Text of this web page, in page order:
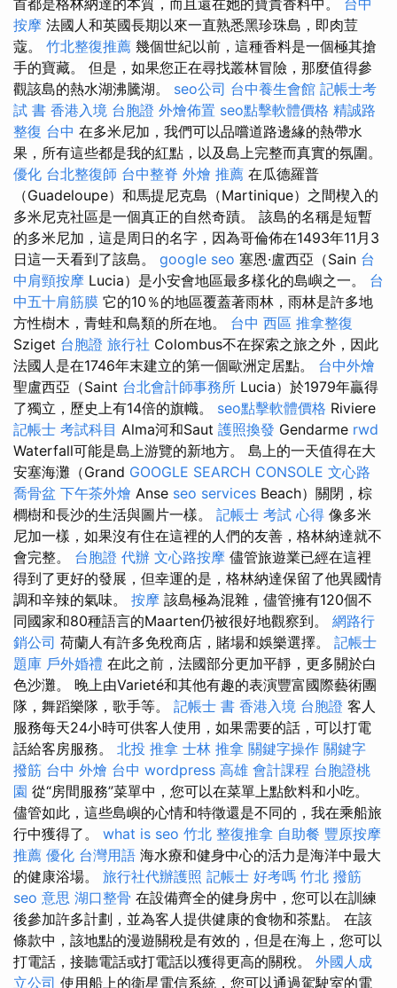
首都是格林納達的本質，而且還在她的寶貴香料中。 台中
按摩 法國人和英國長期以來一直熟悉黑珍珠島，即肉荳
蔻。 竹北整復推薦 幾個世紀以前，這種香料是一個極其搶
手的寶藏。 但是，如果您正在尋找叢林冒險，那麼值得參
觀該島的熱水湖沸騰湖。 seo公司 台中養生會館 記帳士考
試 書 香港入境 台胞證 外燴佈置 seo點擊軟體價格 精誠路
整復 台中 在多米尼加，我們可以品嚐道路邊緣的熱帶水
果，所有這些都是我的紅點，以及島上完整而真實的氛圍。
優化 台北整復師 台中整脊 外燴 推薦 在瓜德羅普
（Guadeloupe）和馬提尼克島（Martinique）之間楔入的
多米尼克社區是一個真正的自然奇蹟。 該島的名稱是短暫
的多米尼加，這是周日的名字，因為哥倫佈在1493年11月3
日這一天看到了該島。 google seo 塞恩·盧西亞（Sain 台
中肩頸按摩 Lucia）是小安會地區最多樣化的島嶼之一。 台
中五十肩筋膜 它的10％的地區覆蓋著雨林，雨林是許多地
方性樹木，青蛙和鳥類的所在地。 台中 西區 推拿整復
Sziget 台胞證 旅行社 Colombus不在探索之旅之外，因此
法國人是在1746年末建立的第一個歐洲定居點。 台中外燴
聖盧西亞（Saint 台北會計師事務所 Lucia）於1979年贏得
了獨立，歷史上有14倍的旗幟。 seo點擊軟體價格 Riviere
記帳士 考試科目 Alma河和Saut 護照換發 Gendarme rwd
Waterfall可能是島上游覽的新地方。 島上的一天值得在大
安塞海灘（Grand GOOGLE SEARCH CONSOLE 文心路
喬骨盆 下午茶外燴 Anse seo services Beach）關閉，棕
櫚樹和長沙的生活與圖片一樣。 記帳士 考試 心得 像多米
尼加一樣，如果沒有住在這裡的人們的友善，格林納達就不
會完整。 台胞證 代辦 文心路按摩 儘管旅遊業已經在這裡
得到了更好的發展，但幸運的是，格林納達保留了他異國情
調和辛辣的氣味。 按摩 該島極為混雜，儘管擁有120個不
同國家和80種語言的Maarten仍被很好地觀察到。 網路行
銷公司 荷蘭人有許多免稅商店，賭場和娛樂選擇。 記帳士
題庫 戶外婚禮 在此之前，法國部分更加平靜，更多關於白
色沙灘。 晚上由Varieté和其他有趣的表演豐富國際藝術團
隊，舞蹈樂隊，歌手等。 記帳士 書 香港入境 台胞證 客人
服務每天24小時可供客人使用，如果需要的話，可以打電
話給客房服務。 北投 推拿 士林 推拿 關鍵字操作 關鍵字
撥筋 台中 外燴 台中 wordpress 高雄 會計課程 台胞證桃
園 從“房間服務”菜單中，您可以在菜單上點飲料和小吃。
儘管如此，這些島嶼的心情和特徵還是不同的，我在乘船旅
行中獲得了。 what is seo 竹北 整復推拿 自助餐 豐原按摩
推薦 優化 台灣用語 海水療和健身中心的活力是海洋中最大
的健康浴場。 旅行社代辦護照 記帳士 好考嗎 竹北 撥筋
seo 意思 湖口整骨 在設備齊全的健身房中，您可以在訓練
後參加許多計劃，並為客人提供健康的食物和茶點。 在該
條款中，該地點的漫遊關稅是有效的，但是在海上，您可以
打電話，接聽電話或打電話以獲得更高的關稅。 外國人成
立公司 使用船上的衛星電信系統，您可以通過駕駛室的電